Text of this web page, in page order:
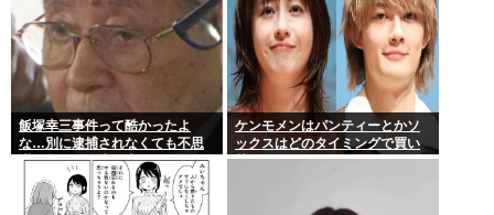
飯塚幸三事件って酷かったよ
な…別に逮捕されなくても不思
議は無いのに上級上級叩かれま
くってさ
ケンモメンはパンティーとかソ
ックスはどのタイミングで買い
替えてるの？